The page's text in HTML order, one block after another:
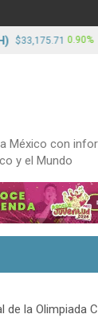
México con
y el Mundo
de la Olimpiada
0.90%